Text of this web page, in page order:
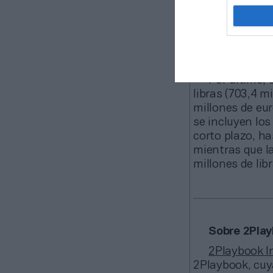
millones de
Por último,
libras (703,4
millones de
se incluyen
corto plazo,
mientras que
millones de
Sobre
2Playbook
2Playbook,